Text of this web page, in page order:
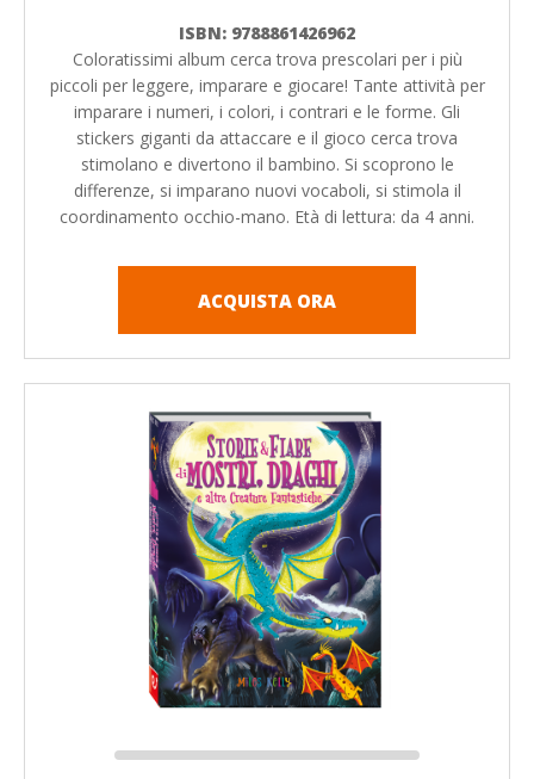
ISBN: 9788861426962
Coloratissimi album cerca trova prescolari per i più
piccoli per leggere, imparare e giocare! Tante attività per
imparare i numeri, i colori, i contrari e le forme. Gli
stickers giganti da attaccare e il gioco cerca trova
stimolano e divertono il bambino. Si scoprono le
differenze, si imparano nuovi vocaboli, si stimola il
coordinamento occhio-mano. Età di lettura: da 4 anni.
ACQUISTA ORA